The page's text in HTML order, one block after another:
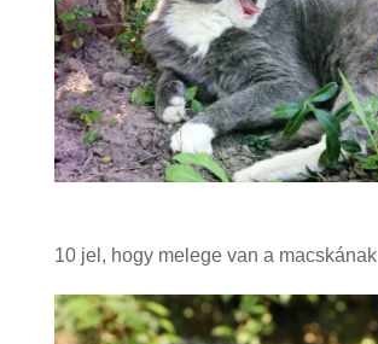
10 jel, hogy melege van a macskának